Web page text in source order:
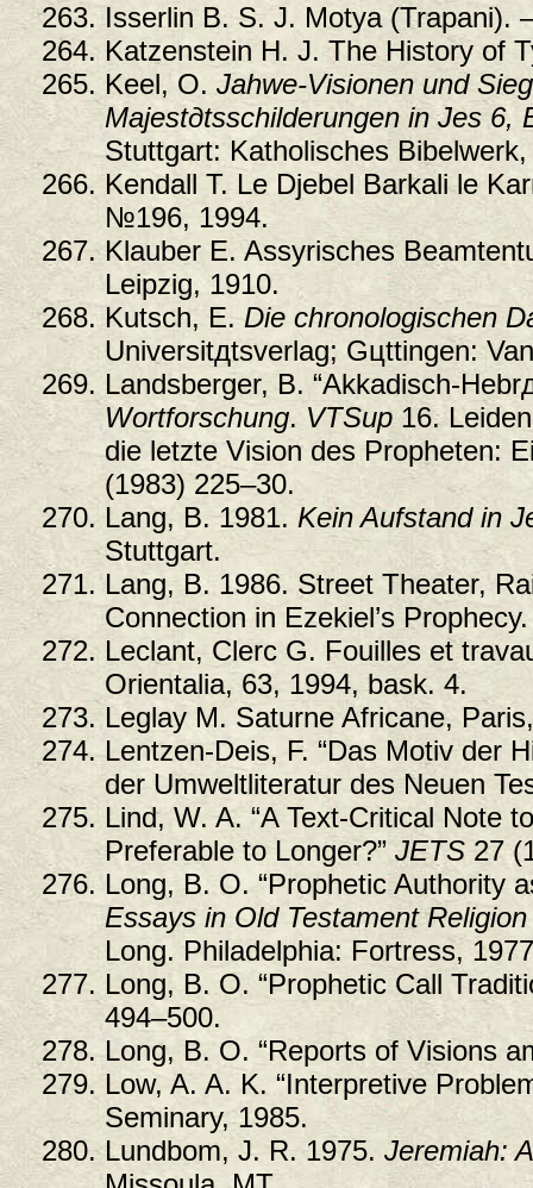
Isserlin B. S. J. Motya (Trapani).
Katzenstein H. J. The History of
Keel, O. Jahwe-Visionen und
Majestдtsschilderungen in Jes 6,
Stuttgart: Katholisches
Kendall T. Le Djebel Barkali le
№196, 1994.
Klauber E. Assyrisches
Leipzig, 1910.
Kutsch, E. Die chronologischen
Universitдtsverlag; Gцttingen:
Landsberger, B. “Akkadisch-
Wortforschung. VTSup16.
die letzte Vision des Propheten:
(1983) 225–30.
Lang, B. 1981. Kein Aufstand in
Stuttgart.
Lang, B. 1986. Street Theater,
Connection in Ezekiel’s
Leclant, Clerc G. Fouilles et
Orientalia, 63, 1994, bask. 4.
Leglay M. Saturne Africane,
Lentzen-Deis, F. “Das Motiv der
der Umweltliteratur des Neuen
Lind, W. A. “A Text-Critical Note
Preferable to Longer?”JETS 27
Long, B. O. “Prophetic Authority
Essays in Old Testament
Long. Philadelphia: Fortress,
Long, B. O. “Prophetic Call
494–500.
Long, B. O. “Reports of Visions
Low, A. A. K. “Interpretive
Seminary, 1985.
Lundbom, J. R. 1975. Jeremiah: